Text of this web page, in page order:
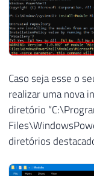
Caso seja esse o
realizar uma nova
diretório
diretórios